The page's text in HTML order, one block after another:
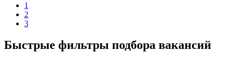
1
2
3
Быстрые фильтры подбора вакансий